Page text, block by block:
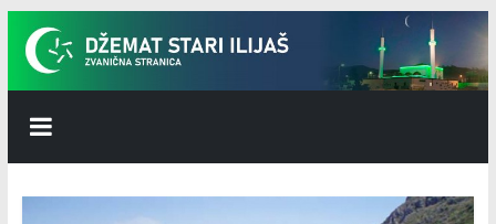
Skip
content
Džemat
Stari